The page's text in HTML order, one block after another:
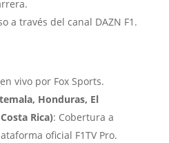
a través del canal DAZN F1.
vivo por Fox Sports.
Honduras, El
Rica): Cobertura a
oficial F1TV Pro.